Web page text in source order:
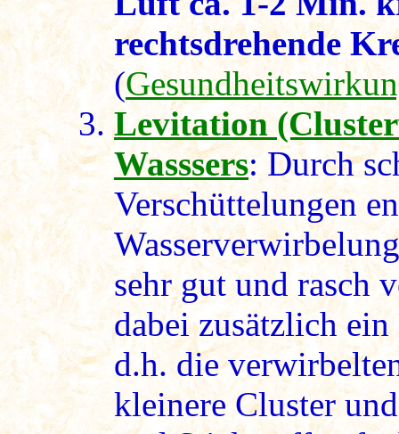
rechtsdrehende
(
Levitation
Wasssers: Durch
Verschüttelungen
sehr gut und rasch
dabei zusätzlich ein
d.h. die
kleinere Cluster